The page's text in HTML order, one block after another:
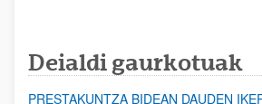
Deialdi gaurkotuak
PRESTAKUNTZA BIDEAN DAUDEN